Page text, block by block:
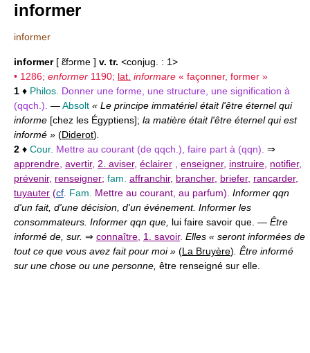
informer
informer
informer[ ɛ̃fɔrme ] v. tr. <conjug. : 1>
• 1286; enformer 1190; lat. informare « façonner, former »
1 ♦ Philos. Donner une forme, une structure, une signification à
(qqch.). —Absolt « Le principe immatériel était l'être éternel qui
informe [chez les Égyptiens]; la matière était l'être éternel qui est
informé » (Diderot)
2 ♦ Cour. Mettre au courant (de qqch.), faire part à (qqn). ⇒
apprendre avertir, 2. aviser, éclairer enseigner, instruire notifier,
prévenir, renseigner; fam. affranchir, brancher, briefer, rancarder,
tuyauter (cf Fam. Mettre au courant, au parfum). Informer qqn
d'un fait, d'une décision, d'un événement. Informer les
consommateurs. Informer qqn que, lui faire savoir que. — Être
informé de, sur. ⇒ connaître 1. savoir. Elles « seront informées de
tout ce que vous avez fait pour moi » (La Bruyère) . Être informé
sur une chose ou une personne, être renseigné sur elle.